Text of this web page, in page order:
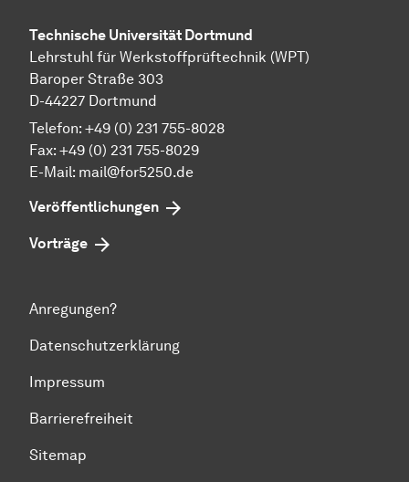
Technische Universität Dortmund
Lehrstuhl für Werkstoffprüftechnik (WPT)
Baroper Straße 303
D-44227 Dortmund
Telefon: +49 (0) 231 755-8028
Fax: +49 (0) 231 755-8029
E-Mail: mail@for5250.de
Veröffentlichungen
Vorträge
Anregungen?
Datenschutzerklärung
Impressum
Barrierefreiheit
Sitemap